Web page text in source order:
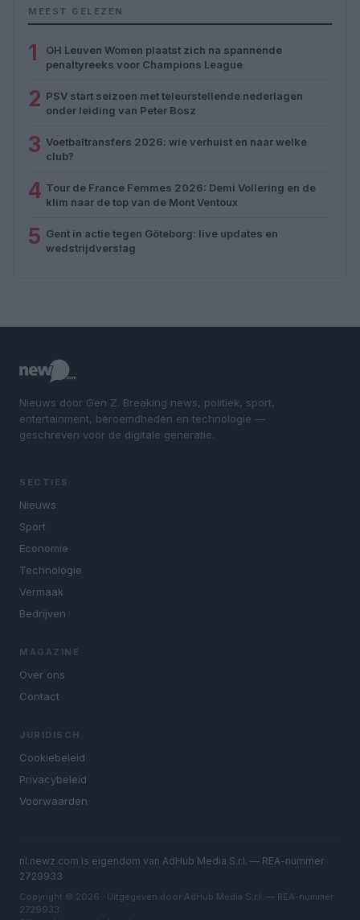
MEEST GELEZEN
1
OH Leuven Women plaatst zich na spannende
penaltyreeks voor Champions League
2 PSV start seizoen met teleurstellende nederlagen
onder leiding van Peter Bosz
3 Voetbaltransfers 2026: wie verhuist en naar welke
club?
4 Tour de France Femmes 2026: Demi Vollering en de
klim naar de top van de Mont Ventoux
5 Gent in actie tegen Göteborg: live updates en
wedstrijdverslag
Nieuws door Gen Z. Breaking news, politiek, sport,
entertainment, beroemdheden en technologie —
geschreven voor de digitale generatie.
SECTIES
Nieuws
Sport
Economie
Technologie
Vermaak
Bedrijven
MAGAZINE
Over ons
Contact
JURIDISCH
Cookiebeleid
Privacybeleid
Voorwaarden
nl.newz.com is eigendom van AdHub Media S.r.l. — REA-nummer
2729933
Copyright © 2026 · Uitgegeven door AdHub Media S.r.l. — REA-nummer
2729933